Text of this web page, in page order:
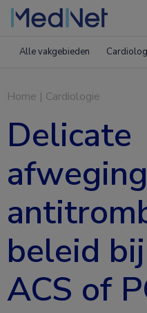
Alle vakgebieden
Home | Cardiologie
Delicate
beleid
ACS of